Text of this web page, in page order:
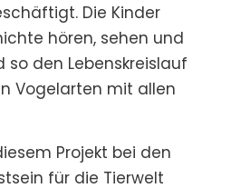
Die Kinder
hören, sehen und
den Lebenskreislauf
Vogelarten mit allen
Projekt bei den
für die Tierwelt